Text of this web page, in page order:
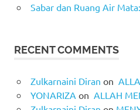
Sabar dan Ruang Air Mata:
RECENT COMMENTS
Zulkarnaini Diran on
YONARIZA on ALLAH